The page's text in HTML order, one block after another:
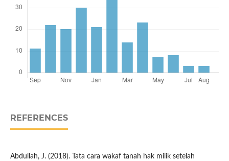
REFERENCES
Abdullah, J. (2018). Tata cara wakaf tanah hak milik setelah